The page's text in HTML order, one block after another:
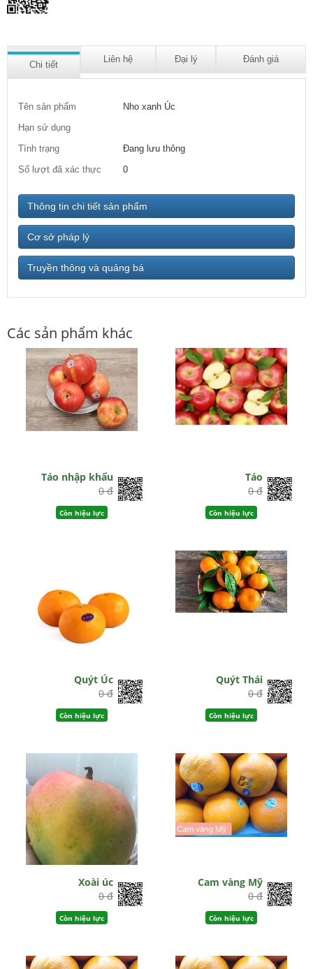
Chi tiết
Liên hệ Đại lý Đánh giá
Tên sản phẩm
Nho xanh Úc
Hạn sử dụng
Tình trạng
Đang lưu thông
Số lượt đã xác thực
0
Thông tin chi tiết sản phẩm
Cơ sở pháp lý
Truyền thông và quảng bá
Các sản phẩm khác
Táo nhập khẩu
0 đ
Còn hiệu lực
Táo
0 đ
Còn hiệu lực
Quýt Úc
0 đ
Còn hiệu lực
Quýt Thái
0 đ
Còn hiệu lực
Xoài úc
0 đ
Còn hiệu lực
Cam vàng Mỹ
0 đ
Còn hiệu lực